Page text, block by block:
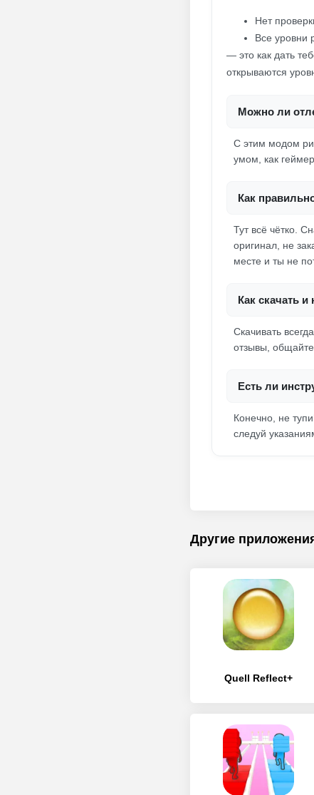
Нет
Все уровни
— это как дать
открываются
Можно ли
С этим модом
умом, как
Как
Тут всё чётко.
оригинал, не
месте и ты не
Как скачать
Скачивать
отзывы,
Есть ли
Конечно, не
следуй
Другие
Quell Reflect+